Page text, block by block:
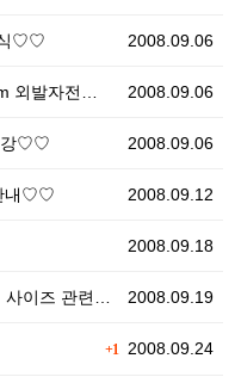
2008.09.06
식♡♡
2008.09.06
외발자전…
2008.09.06
강♡♡
2008.09.12
내♡♡
2008.09.18
2008.09.19
이즈 관련…
+1 2008.09.24